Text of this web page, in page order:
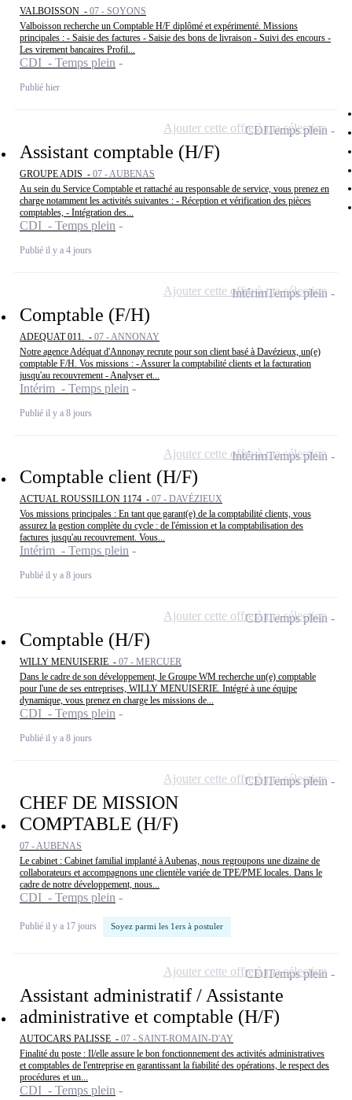
VALBOISSON - 07 - SOYONS
Valboisson recherche un Comptable H/F diplômé et expérimenté. Missions
principales : - Saisie des factures - Saisie des bons de livraison - Suivi des encours -
Les virement bancaires Profil...
CDI - Temps plein
Publié hier
Assistant comptable (H/F)
GROUPE ADIS - 07 - AUBENAS
Au sein du Service Comptable et rattaché au responsable de service, vous prenez en
charge notamment les activités suivantes : - Réception et vérification des pièces
comptables, - Intégration des...
CDI - Temps plein
Publié il y a 4 jours
CDITemps plein
Ajouter cette offre à ma sélection
Comptable (F/H)
ADEQUAT 011. - 07 - ANNONAY
Notre agence Adéquat d'Annonay recrute pour son client basé à Davézieux, un(e)
comptable F/H. Vos missions : - Assurer la comptabilité clients et la facturation
jusqu'au recouvrement - Analyser et...
Intérim - Temps plein
Publié il y a 8 jours
IntérimTemps plein
Ajouter cette offre à ma sélection
Comptable client (H/F)
ACTUAL ROUSSILLON 1174 - 07 - DAVÉZIEUX
Vos missions principales : En tant que garant(e) de la comptabilité clients, vous
assurez la gestion complète du cycle : de l'émission et la comptabilisation des
factures jusqu'au recouvrement. Vous...
Intérim - Temps plein
Publié il y a 8 jours
IntérimTemps plein
Ajouter cette offre à ma sélection
Comptable (H/F)
WILLY MENUISERIE - 07 - MERCUER
Dans le cadre de son développement, le Groupe WM recherche un(e) comptable
pour l'une de ses entreprises, WILLY MENUISERIE. Intégré à une équipe
dynamique, vous prenez en charge les missions de...
CDI - Temps plein
Publié il y a 8 jours
CDITemps plein
Ajouter cette offre à ma sélection
CHEF DE MISSION
COMPTABLE (H/F)
07 - AUBENAS
Le cabinet : Cabinet familial implanté à Aubenas, nous regroupons une dizaine de
collaborateurs et accompagnons une clientèle variée de TPE/PME locales. Dans le
cadre de notre développement, nous...
CDI - Temps plein
Publié il y a 17 jours Soyez parmi les 1ers à postuler
CDITemps plein
Ajouter cette offre à ma sélection
Assistant administratif / Assistante
administrative et comptable (H/F)
AUTOCARS PALISSE - 07 - SAINT-ROMAIN-D'AY
Finalité du poste : Il/elle assure le bon fonctionnement des activités administratives
et comptables de l'entreprise en garantissant la fiabilité des opérations, le respect des
procédures et un...
CDI - Temps plein
CDITemps plein
Ajouter cette offre à ma sélection